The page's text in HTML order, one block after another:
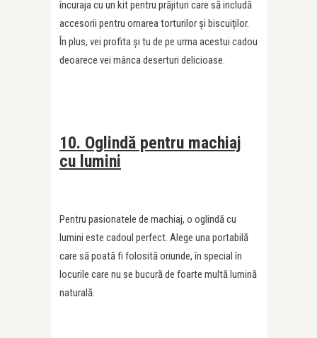
încuraja cu un kit pentru prăjituri care să includă
accesorii pentru ornarea torturilor și biscuiților.
În plus, vei profita și tu de pe urma acestui cadou
deoarece vei mânca deserturi delicioase.
10. Oglindă pentru machiaj
cu lumini
Pentru pasionatele de machiaj, o oglindă cu
lumini este cadoul perfect. Alege una portabilă
care să poată fi folosită oriunde, în special în
locurile care nu se bucură de foarte multă lumină
naturală.